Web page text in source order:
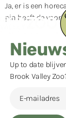
Ja, er is een
pin heeft de
Up to date
Brook Valley